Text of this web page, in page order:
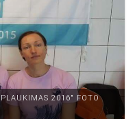
2016" FOTO